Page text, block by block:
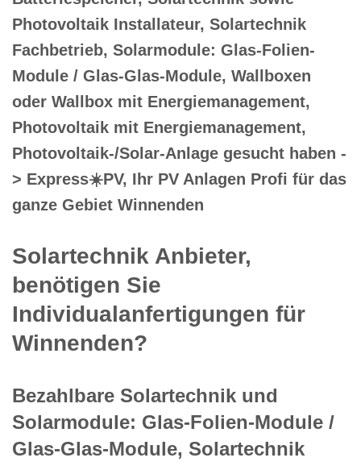
Photovoltaik Installateur, Solartechnik
Fachbetrieb, Solarmodule: Glas-Folien-
Module / Glas-Glas-Module, Wallboxen
oder Wallbox mit Energiemanagement,
Photovoltaik mit Energiemanagement,
Photovoltaik-/Solar-Anlage gesucht haben -
> Express☀️PV️, Ihr PV Anlagen Profi für das
ganze Gebiet Winnenden
Solartechnik Anbieter,
benötigen Sie
Individualanfertigungen für
Winnenden?
Bezahlbare Solartechnik und
Solarmodule: Glas-Folien-Module /
Glas-Glas-Module, Solartechnik